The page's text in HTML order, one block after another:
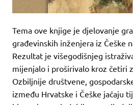
Tema ove knjige je djelovanje
građevinskih inženjera iz Češke
Rezultat je višegodišnjeg
mijenjalo i proširivalo kroz četiri
Ozbiljnije društvene,
između Hrvatske i Češke jačaju